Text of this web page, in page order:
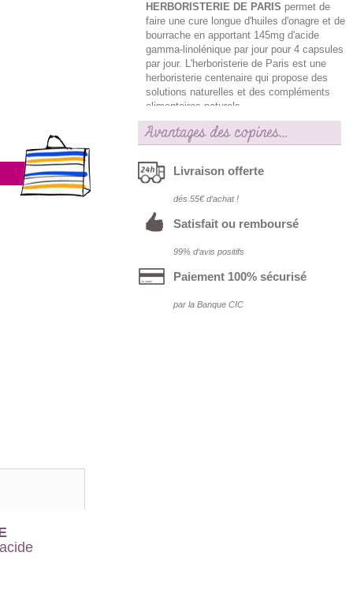
HERBORISTERIE DE PARIS permet de
faire une cure longue d'huiles d'onagre et de
bourrache en apportant 145mg d'acide
gamma-linolénique par jour pour 4 capsules
par jour. L'herboristerie de Paris est une
herboristerie centenaire qui propose des
solutions naturelles et des compléments
alimentaires naturels.
Avantages des copines…
Livraison offerte
dés 55€ d‘achat !
Satisfait ou remboursé
99% d‘avis positifs
Paiement 100% sécurisé
par la Banque CIC